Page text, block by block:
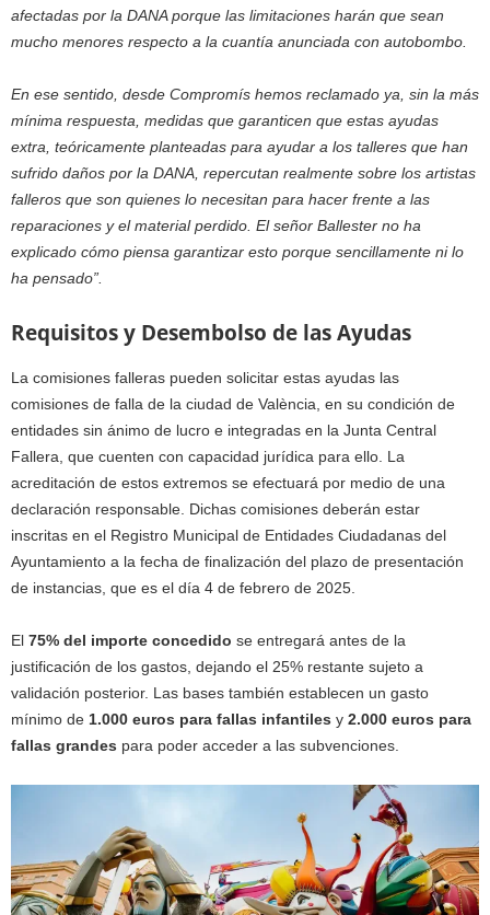
afectadas por la DANA porque las limitaciones harán que sean
mucho menores respecto a la cuantía anunciada con autobombo.
En ese sentido, desde Compromís hemos reclamado ya, sin la más
mínima respuesta, medidas que garanticen que estas ayudas
extra, teóricamente planteadas para ayudar a los talleres que han
sufrido daños por la DANA, repercutan realmente sobre los artistas
falleros que son quienes lo necesitan para hacer frente a las
reparaciones y el material perdido. El señor Ballester no ha
explicado cómo piensa garantizar esto porque sencillamente ni lo
ha pensado”.
Requisitos y Desembolso de las Ayudas
La comisiones falleras pueden solicitar estas ayudas las
comisiones de falla de la ciudad de València, en su condición de
entidades sin ánimo de lucro e integradas en la Junta Central
Fallera, que cuenten con capacidad jurídica para ello. La
acreditación de estos extremos se efectuará por medio de una
declaración responsable. Dichas comisiones deberán estar
inscritas en el Registro Municipal de Entidades Ciudadanas del
Ayuntamiento a la fecha de finalización del plazo de presentación
de instancias, que es el día 4 de febrero de 2025.
El 75% del importe concedido se entregará antes de la
justificación de los gastos, dejando el 25% restante sujeto a
validación posterior. Las bases también establecen un gasto
mínimo de 1.000 euros para fallas infantiles y 2.000 euros para
fallas grandes para poder acceder a las subvenciones.